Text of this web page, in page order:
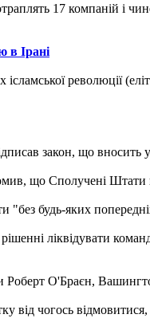
17 компаній
в Ірані
революції
закон, що
що Сполучені Штати
"без будь-яких
ліквідувати
О'Браєн,
від чогось